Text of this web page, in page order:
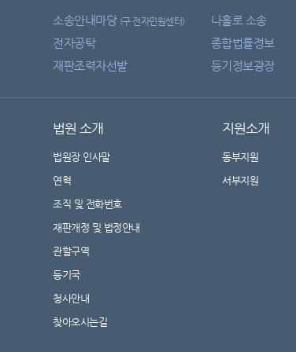
소송안내마당 (구 전자민원센터) 나홀로 소송
전자공탁
종합법률정보
재판조력자선발
등기정보광장
법원 소개
법원장 인사말
연혁
조직 및 전화번호
재판개정 및 법정안내
관할구역
등기국
청사안내
찾아오시는길
지원소개
동부지원
서부지원